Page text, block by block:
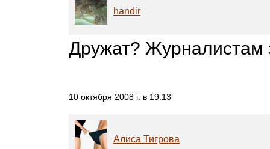
handir
Дружат? Журналистам
10 октября 2008 г. в 19:13
Алиса Тигрова